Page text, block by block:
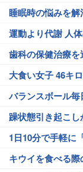
睡眠時の悩みを
運動より代謝 人
歯科の保健治療を
大食い女子 46キ
バランスボール
躁状態引き起こ
1日10分で手軽に
キウイを食べる